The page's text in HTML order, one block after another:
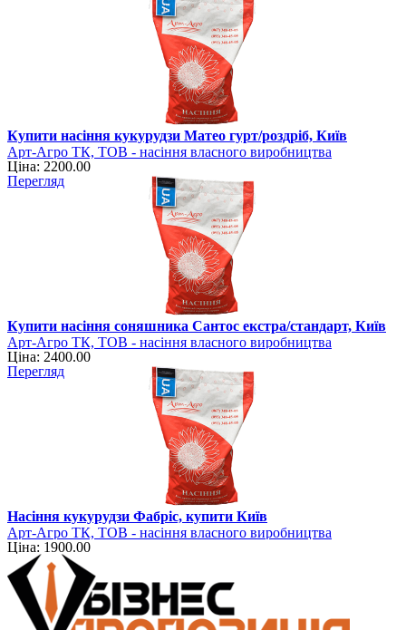
Купити насіння кукурудзи Матео гурт/роздріб, Київ
Арт-Агро ТК, ТОВ - насіння власного виробництва
Ціна: 2200.00
Перегляд
Купити насіння соняшника Сантос екстра/стандарт, Київ
Арт-Агро ТК, ТОВ - насіння власного виробництва
Ціна: 2400.00
Перегляд
Насіння кукурудзи Фабріс, купити Київ
Арт-Агро ТК, ТОВ - насіння власного виробництва
Ціна: 1900.00